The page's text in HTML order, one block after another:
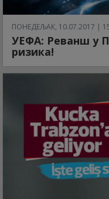
ПОНЕДЕЉАК, 10.07.2017 |
УЕФА: Реванш у
ризика!